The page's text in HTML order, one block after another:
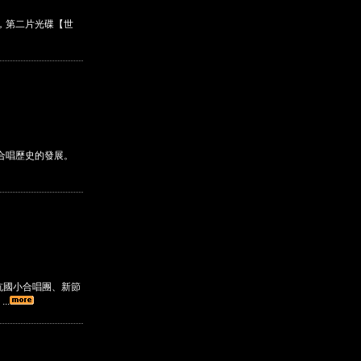
第二片光碟【世
歷史的發展。
小合唱團、新節
...